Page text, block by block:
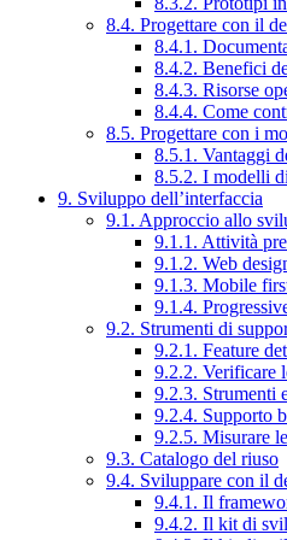
8.4. Progettare con il
8.4.1.
8.4.2. Benefici
8.4.3. Risorse
8.4.4. Come
8.5. Progettare con i
8.5.1. Vantaggi
8.5.2. I modelli
9. Sviluppo dell’interfaccia
9.1. Approccio allo
9.1.1. Attività
9.1.2. Web
9.1.3. Mobile
9.1.4.
9.2. Strumenti di
9.2.1. Feature
9.2.2. Verificare
9.2.3. Strumenti
9.2.4. Supporto
9.2.5. Misurare
9.3. Catalogo del riuso
9.4. Sviluppare con il
9.4.1. Il
9.4.2. Il kit di